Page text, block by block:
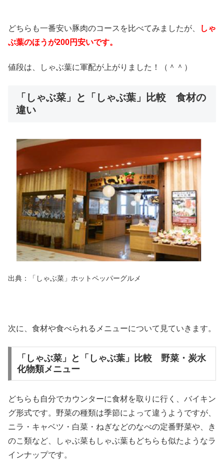
どちらも一番安い豚肉のコースを比べてみましたが、
しゃ
ぶ葉のほうが200円安いです。
値段は、しゃぶ葉に軍配が上がりました！（＾＾）
「しゃぶ菜」と「しゃぶ葉」比較 食材の
違い
出典：「しゃぶ菜」ホットペッパーグルメ
次に、食材や食べられるメニューについて見ていきます。
「しゃぶ菜」と「しゃぶ葉」比較 野菜・炭水
化物類メニュー
どちらも自分でカウンターに食材を取りに行く、バイキン
グ形式です。野菜の種類は季節によって違うようですが、
ニラ・キャベツ・白菜・ねぎなどのなべの定番野菜や、き
のこ類など、しゃぶ菜もしゃぶ葉もどちらも似たようなラ
インナップです。